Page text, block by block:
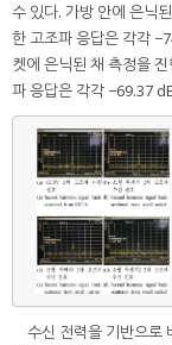
수 있다. 가방 안에 은닉
한 고조파 응답은 각각
켓에 은닉된 채 측정을
파 응답은 각각 −69.37
수신 전력을 기반으로